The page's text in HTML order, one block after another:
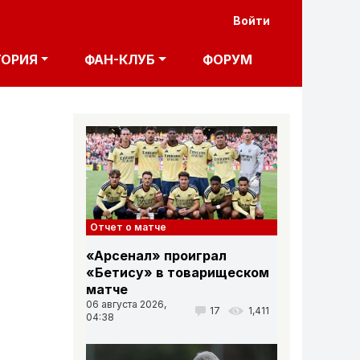
User
Войти
ФАН-КЛУБ ФОРУМ
Отчет о матче
«Арсенал» проиграл
«Бетису» в товарищеском
матче
06 августа 2026,
04:38
17 1,411